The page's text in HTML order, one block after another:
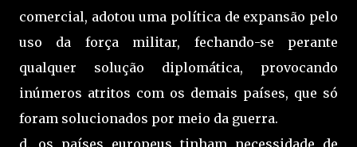
comercial, adotou uma política de expansão pelo
uso da força militar, fechando-se perante
qualquer solução diplomática, provocando
inúmeros atritos com os demais países, que só
foram solucionados por meio da guerra.
d. os países europeus tinham necessidade de